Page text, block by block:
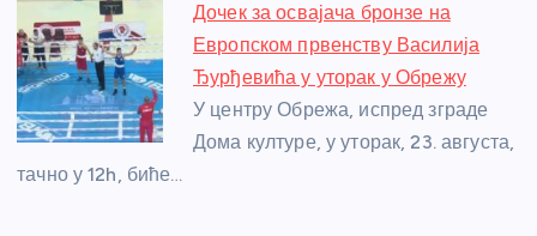
Дочек за освајача бронзе на
Европском првенству Василија
Ђурђевића у уторак у Обрежу
У центру Обрежа, испред зграде
Дома културе, у уторак, 23. августа,
тачно у 12h, биће…